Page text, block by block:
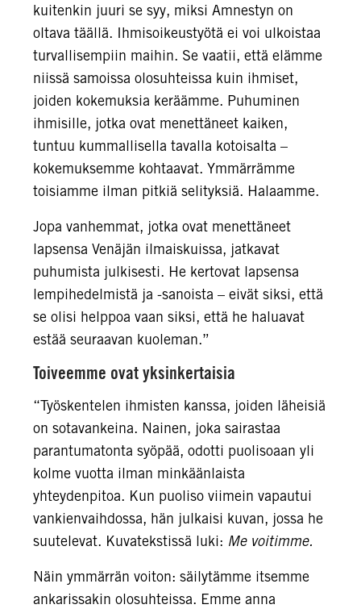
kuitenkin juuri se syy, miksi Amnestyn on
oltava täällä. Ihmisoikeustyötä ei voi ulkoistaa
turvallisempiin maihin. Se vaatii, että elämme
niissä samoissa olosuhteissa kuin ihmiset,
joiden kokemuksia keräämme. Puhuminen
ihmisille, jotka ovat menettäneet kaiken,
tuntuu kummallisella tavalla kotoisalta –
kokemuksemme kohtaavat. Ymmärrämme
toisiamme ilman pitkiä selityksiä. Halaamme.
Jopa vanhemmat, jotka ovat menettäneet
lapsensa Venäjän ilmaiskuissa, jatkavat
puhumista julkisesti. He kertovat lapsensa
lempihedelmistä ja -sanoista – eivät siksi, että
se olisi helppoa vaan siksi, että he haluavat
estää seuraavan kuoleman.”
Toiveemme ovat yksinkertaisia
“Työskentelen ihmisten kanssa, joiden läheisiä
on sotavankeina. Nainen, joka sairastaa
parantumatonta syöpää, odotti puolisoaan yli
kolme vuotta ilman minkäänlaista
yhteydenpitoa. Kun puoliso viimein vapautui
vankienvaihdossa, hän julkaisi kuvan, jossa he
suutelevat. Kuvatekstissä luki: Me voitimme.
Näin ymmärrän voiton: säilytämme itsemme
ankarissakin olosuhteissa. Emme anna